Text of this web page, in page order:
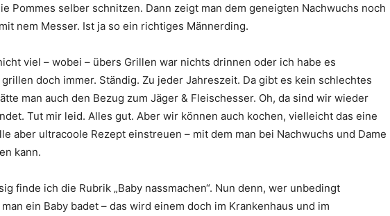
Pommes selber schnitzen. Dann zeigt man dem geneigten Nachwuchs noch
nem Messer. Ist ja so ein richtiges Männerding.
viel – wobei – übers Grillen war nichts drinnen oder ich habe es
doch immer. Ständig. Zu jeder Jahreszeit. Da gibt es kein schlechtes
man auch den Bezug zum Jäger & Fleischesser. Oh, da sind wir wieder
Tut mir leid. Alles gut. Aber wir können auch kochen, vielleicht das eine
aber ultracoole Rezept einstreuen – mit dem man bei Nachwuchs und Dame
kann.
finde ich die Rubrik „Baby nassmachen“. Nun denn, wer unbedingt
ein Baby badet – das wird einem doch im Krankenhaus und im